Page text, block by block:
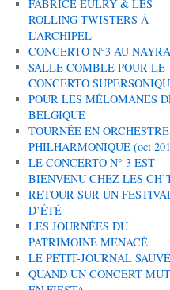
FABRICE EULRY & LES
ROLLING TWISTERS À
L’ARCHIPEL
CONCERTO N°3 AU
SALLE COMBLE POUR LE
CONCERTO
POUR LES MÉLOMANES
BELGIQUE
TOURNÉE EN ORCHESTRE
PHILHARMONIQUE (oct
LE CONCERTO N° 3 EST
BIENVENU CHEZ LES
RETOUR SUR UN
D’ÉTÉ
LES JOURNÉES DU
PATRIMOINE MENACÉ
LE PETIT-JOURNAL
QUAND UN CONCERT